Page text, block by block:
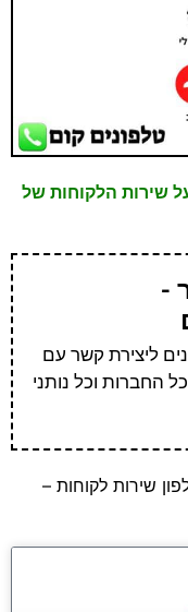
שירות הלקוחות של
-
ליצירת קשר עם
החברות וכל נותני
שירות לקוחות –